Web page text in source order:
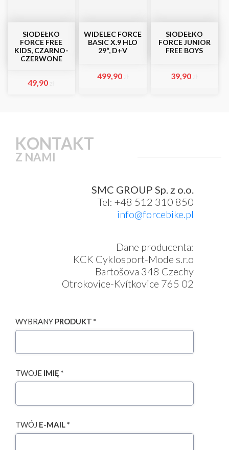
SIODEŁKO
FORCE FREE
KIDS, CZARNO-
CZERWONE
49,90
WIDELEC FORCE
BASIC X.9 HLO
29“, D+V
499,90
SIODEŁKO
FORCE JUNIOR
FREE BOYS
39,90
KONTAKT
Z NAMI
SMC GROUP Sp. z o.o.
Tel: +48 512 310 850
info@forcebike.pl
Dane producenta:
KCK Cyklosport-Mode s.r.o
Bartošova 348 Czechy
Otrokovice-Kvítkovice 765 02
WYBRANY PRODUKT *
TWOJE IMIĘ *
TWÓJ E-MAIL *